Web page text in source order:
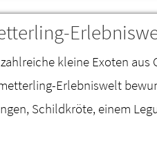
kleine Exoten aus
Erlebniswelt
Schildkröte, einem